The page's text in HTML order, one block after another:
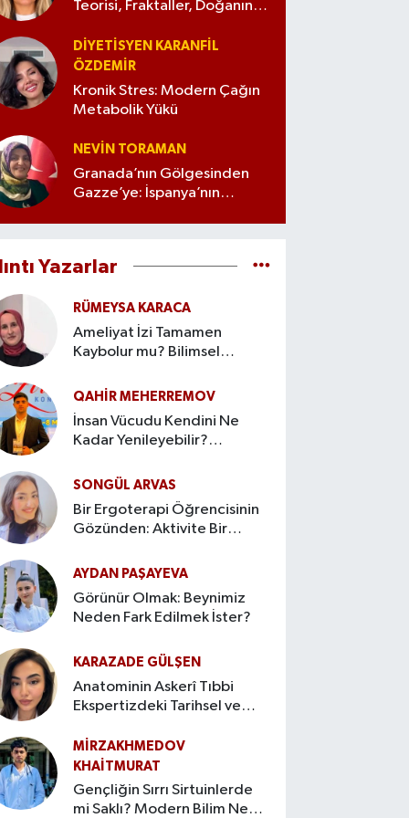
Teorisi, Fraktaller, Doğanın
DIYETISYEN KARANFIL
ÖZDEMİR
Kronik Stres: Modern Çağın
Metabolik Yükü
NEVIN TORAMAN
Granada’nın Gölgesinden
Gazze’ye: İspanya’nın
Yazarlar
RÜMEYSA KARACA
Ameliyat İzi Tamamen
Kaybolur mu? Bilimsel
QAHIR MEHERREMOV
İnsan Vücudu Kendini Ne
Kadar Yenileyebilir?
SONGÜL ARVAS
Bir Ergoterapi Öğrencisinin
Gözünden: Aktivite Bir
AYDAN PAŞAYEVA
Görünür Olmak: Beynimiz
Neden Fark Edilmek İster?
KARAZADE GÜLŞEN
Anatominin Askerî Tıbbi
Ekspertizdeki Tarihsel ve
MIRZAKHMEDOV
KHAİTMURAT
Gençliğin Sırrı Sirtuinlerde
mi Saklı? Modern Bilim Ne